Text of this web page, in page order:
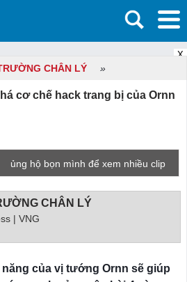
X
CHÂN LÝ »
cơ chế hack trang bị của Ornn
ủng hộ bọn mình để xem nhiều clip
CHÂN LÝ
| VNG
của vị tướng Ornn sẽ giúp